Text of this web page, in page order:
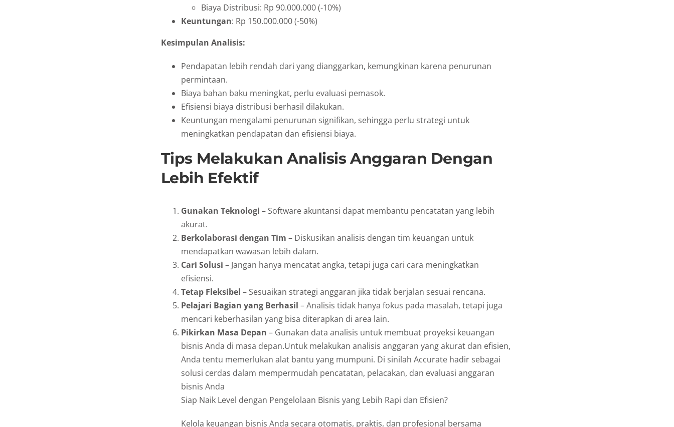
Biaya Distribusi: Rp 90.000.000 (-10%)
Keuntungan: Rp 150.000.000 (-50%)
Kesimpulan Analisis:
Pendapatan lebih rendah dari yang dianggarkan, kemungkinan karena penurunan
permintaan.
Biaya bahan baku meningkat, perlu evaluasi pemasok.
Efisiensi biaya distribusi berhasil dilakukan.
Keuntungan mengalami penurunan signifikan, sehingga perlu strategi untuk
meningkatkan pendapatan dan efisiensi biaya.
Tips Melakukan Analisis Anggaran Dengan
Lebih Efektif
Gunakan Teknologi – Software akuntansi dapat membantu pencatatan yang lebih
akurat.
Berkolaborasi dengan Tim – Diskusikan analisis dengan tim keuangan untuk
mendapatkan wawasan lebih dalam.
Cari Solusi – Jangan hanya mencatat angka, tetapi juga cari cara meningkatkan
efisiensi.
Tetap Fleksibel – Sesuaikan strategi anggaran jika tidak berjalan sesuai rencana.
Pelajari Bagian yang Berhasil – Analisis tidak hanya fokus pada masalah, tetapi juga
mencari keberhasilan yang bisa diterapkan di area lain.
Pikirkan Masa Depan – Gunakan data analisis untuk membuat proyeksi keuangan
bisnis Anda di masa depan.Untuk melakukan analisis anggaran yang akurat dan efisien,
Anda tentu memerlukan alat bantu yang mumpuni. Di sinilah Accurate hadir sebagai
solusi cerdas dalam mempermudah pencatatan, pelacakan, dan evaluasi anggaran
bisnis Anda
Siap Naik Level dengan Pengelolaan Bisnis yang Lebih Rapi dan Efisien?
Kelola keuangan bisnis Anda secara otomatis, praktis, dan profesional bersama